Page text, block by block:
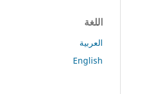
اللغة
العربية
English